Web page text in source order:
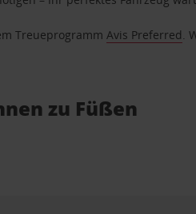
TreueprogrammAvis Preferred.
zu Füßen